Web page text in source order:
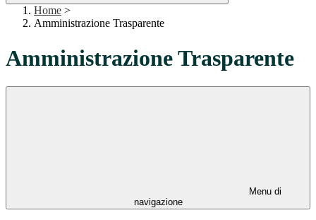
Home >
Amministrazione Trasparente
Amministrazione Trasparente
Menu di
navigazione